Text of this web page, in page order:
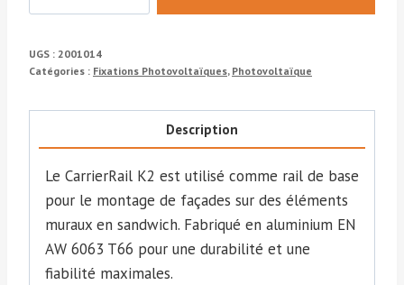
CarrierRail;
m
UGS : 2001014
Catégories : Fixations Photovoltaïques, Photovoltaïque
Description
Le CarrierRail K2 est utilisé comme rail de base
pour le montage de façades sur des éléments
muraux en sandwich. Fabriqué en aluminium EN
AW 6063 T66 pour une durabilité et une
fiabilité maximales.